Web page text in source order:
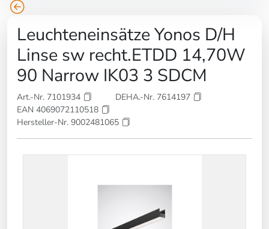
Leuchteneinsätze Yonos D/H
Linse sw recht.ETDD 14,70W
90 Narrow IK03 3 SDCM
Art.-Nr. 7101934
DEHA.-Nr. 7614197
EAN 4069072110518
Hersteller-Nr. 9002481065